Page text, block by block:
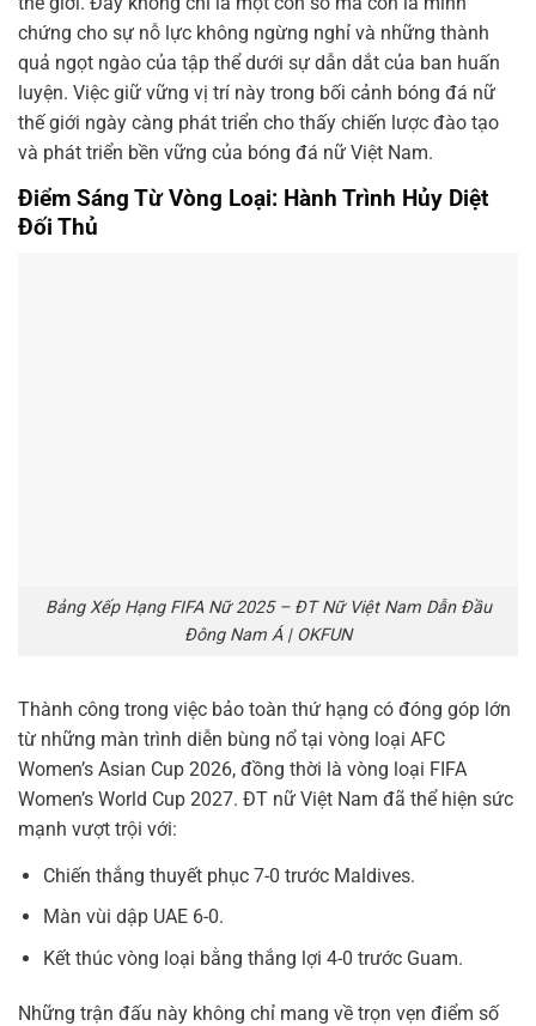
chứng cho sự nỗ lực không ngừng nghỉ và những thành
quả ngọt ngào của tập thể dưới sự dẫn dắt của ban huấn
luyện. Việc giữ vững vị trí này trong bối cảnh bóng đá nữ
thế giới ngày càng phát triển cho thấy chiến lược đào tạo
và phát triển bền vững của bóng đá nữ Việt Nam.
Điểm Sáng Từ Vòng Loại: Hành Trình Hủy Diệt
Đối Thủ
Bảng Xếp Hạng FIFA Nữ 2025 – ĐT Nữ Việt Nam Dẫn Đầu
Đông Nam Á | OKFUN
Thành công trong việc bảo toàn thứ hạng có đóng góp lớn
từ những màn trình diễn bùng nổ tại vòng loại AFC
Women’s Asian Cup 2026, đồng thời là vòng loại FIFA
Women’s World Cup 2027. ĐT nữ Việt Nam đã thể hiện sức
mạnh vượt trội với:
Chiến thắng thuyết phục 7-0 trước Maldives.
Màn vùi dập UAE 6-0.
Kết thúc vòng loại bằng thắng lợi 4-0 trước Guam.
Những trận đấu này không chỉ mang về trọn vẹn điểm số